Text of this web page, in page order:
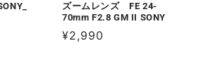
ズームレンズ FE 24-
70mm F2.8 GM II SONY
通
¥2,990